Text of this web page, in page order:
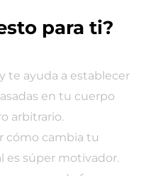
para ti?
te ayuda a establecer
en tu cuerpo
arbitrario.
cómo cambia tu
es súper motivador.